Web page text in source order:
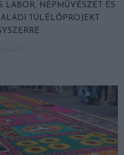
LABOR, NÉPMŰVÉSZET ÉS
TÚLÉLŐPROJEKT